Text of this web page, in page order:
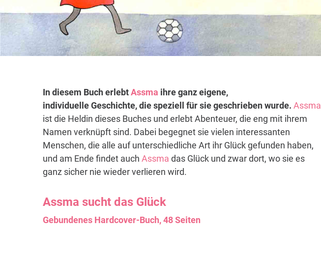
In diesem Buch erlebtAssma ihre ganz eigene,
individuelle Geschichte, die speziell für sie geschrieben wurde. Assma
ist die Heldin dieses Buches und erlebt Abenteuer, die eng mit ihrem
Namen verknüpft sind. Dabei begegnet sie vielen interessanten
Menschen, die alle auf unterschiedliche Art ihr Glück gefunden haben,
und am Ende findet auch Assma das Glück und zwar dort, wo sie es
ganz sicher nie wieder verlieren wird.
Assma sucht das Glück
Gebundenes Hardcover-Buch, 48 Seiten